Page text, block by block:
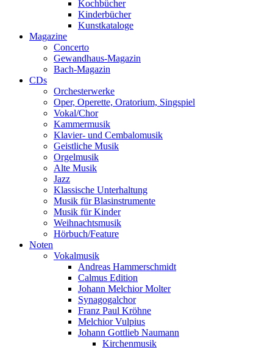
Kochbücher
Kinderbücher
Kunstkataloge
Magazine
Concerto
Gewandhaus-Magazin
Bach-Magazin
CDs
Orchesterwerke
Oper, Operette, Oratorium, Singspiel
Vokal/Chor
Kammermusik
Klavier- und Cembalomusik
Geistliche Musik
Orgelmusik
Alte Musik
Jazz
Klassische Unterhaltung
Musik für Blasinstrumente
Musik für Kinder
Weihnachtsmusik
Hörbuch/Feature
Noten
Vokalmusik
Andreas Hammerschmidt
Calmus Edition
Johann Melchior Molter
Synagogalchor
Franz Paul Kröhne
Melchior Vulpius
Johann Gottlieb Naumann
Kirchenmusik